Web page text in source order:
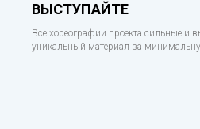
ВЫСТУПАЙТЕ
Все хореографии проекта сильные и
уникальный материал за